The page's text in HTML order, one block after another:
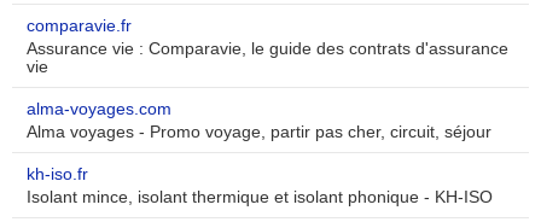
comparavie.fr
Assurance vie : Comparavie, le guide des contrats d'assurance
vie
alma-voyages.com
Alma voyages - Promo voyage, partir pas cher, circuit, séjour
kh-iso.fr
Isolant mince, isolant thermique et isolant phonique - KH-ISO